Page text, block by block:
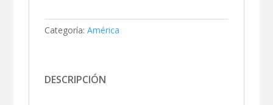
Categoría: América
DESCRIPCIÓN